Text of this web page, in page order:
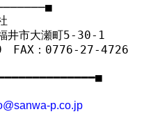
井市大瀬町5-30-1
FAX：0776-27-4726
p.co.jp